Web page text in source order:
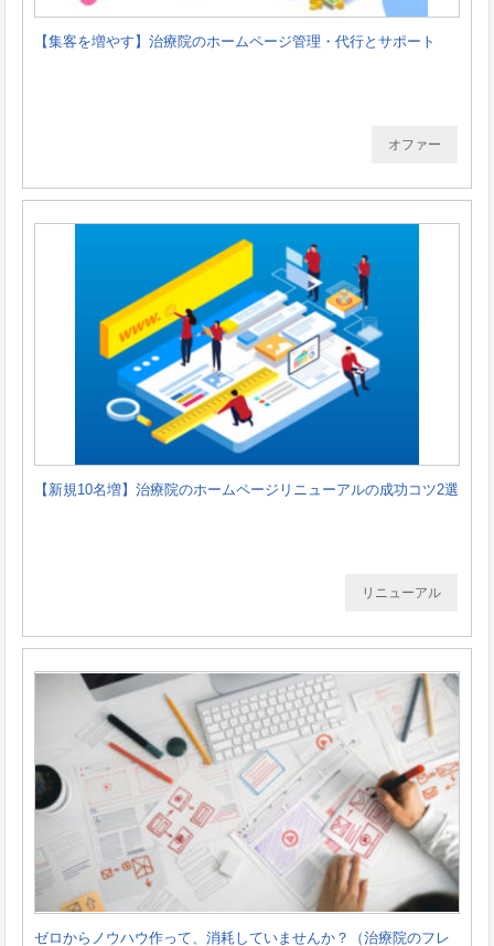
【集客を増やす】治療院のホームページ管理・代行とサポート
オファー
【新規10名増】治療院のホームページリニューアルの成功コツ2選
リニューアル
ゼロからノウハウ作って、消耗していませんか？（治療院のフレ